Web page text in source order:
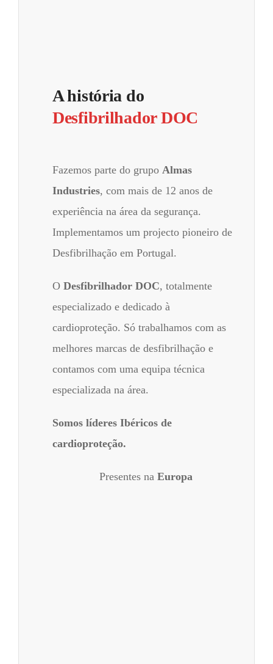
A história do
Desfibrilhador DOC
Fazemos parte do grupo Almas
Industries, com mais de 12 anos de
experiência na área da segurança.
Implementamos um projecto pioneiro de
Desfibrilhação em Portugal.
O Desfibrilhador DOC, totalmente
especializado e dedicado à
cardioproteção. Só trabalhamos com as
melhores marcas de desfibrilhação e
contamos com uma equipa técnica
especializada na área.
Somos líderes Ibéricos de
cardioproteção.
Presentes na Europa